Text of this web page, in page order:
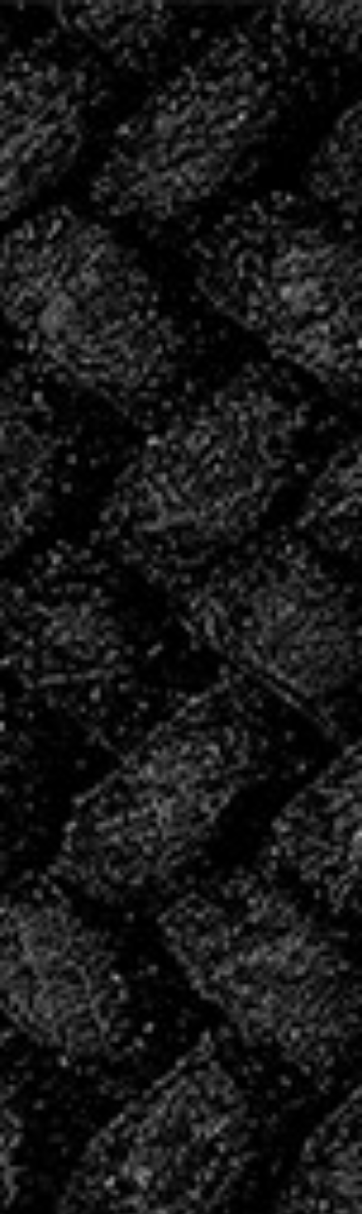
20 ANS D’HISTOIRE,
ÉCRIVONS LA SUITE
ENSEMBLE
2004 – 2024
INSCRIVEZ
VOUS POUR LA
SAISON
2026/2027 !
INSCRIPTIONS
Les créneaux de reprise
Le COSEC étant actuellement en travaux, merci de
prendre connaissance des horaires et salles pour la
période de reprise.
CONVOCATIONS
DU WE!
CONVOCATIONS
Vous souhaitez vous associer à un club
ambitieux et convivial ?